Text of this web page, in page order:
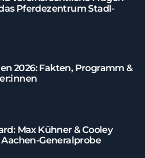
Pferdezentrum Stadl-
2026: Fakten, Programm &
Max Kühner & Cooley
Generalprobe